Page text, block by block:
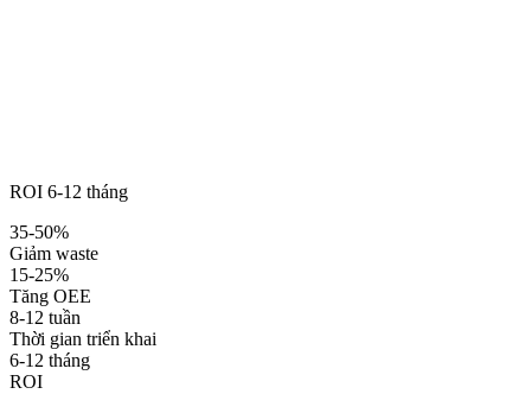
ROI 6-12 tháng
35-50%
Giảm waste
15-25%
Tăng OEE
8-12 tuần
Thời gian triển khai
6-12 tháng
ROI